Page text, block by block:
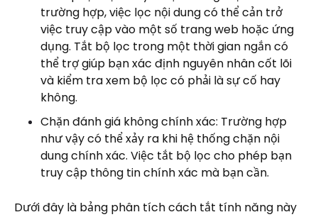
trường hợp, việc lọc nội dung có thể cản trở
việc truy cập vào một số trang web hoặc ứng
dụng. Tắt bộ lọc trong một thời gian ngắn có
thể trợ giúp bạn xác định nguyên nhân cốt lõi
và kiểm tra xem bộ lọc có phải là sự cố hay
không.
Chặn đánh giá không chính xác: Trường hợp
như vậy có thể xảy ra khi hệ thống chặn nội
dung chính xác. Việc tắt bộ lọc cho phép bạn
truy cập thông tin chính xác mà bạn cần.
Dưới đây là bảng phân tích cách tắt tính năng này